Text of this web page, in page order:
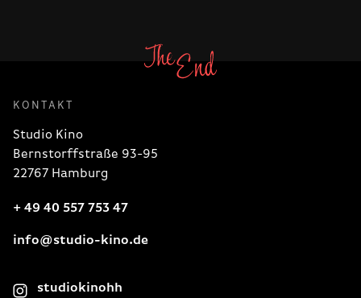
KONTAKT
Studio Kino
Bernstorffstraße 93-95
22767 Hamburg
+ 49 40 557 753 47
info@studio-kino.de
studiokinohh